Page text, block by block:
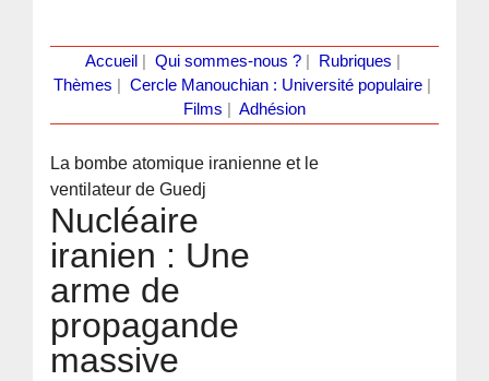
Accueil Qui sommes-nous ?| Rubriques
Thèmes
Cercle Manouchian : Université populaire
Films
Adhésion
La bombe atomique iranienne et le
ventilateur de Guedj
Nucléaire
iranien : Une
arme de
propagande
massive